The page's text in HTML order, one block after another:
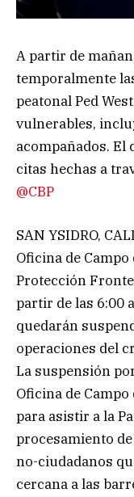
A partir de
temporalmente
peatonal Ped
vulnerables,
acompañados.
citas hechas a
@CBP
SAN YSIDRO,
Oficina de Campo
Protección
partir de las 6:00
quedarán
operaciones del
La suspensión
Oficina de
para asistir a la
procesamiento
no-ciudadanos
cercana a las